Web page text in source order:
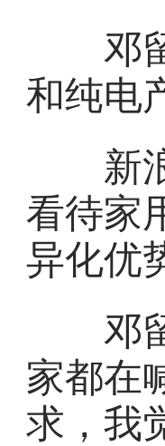
邓留
和纯电
新浪
看待家
异化优
邓留
家都在
求，我